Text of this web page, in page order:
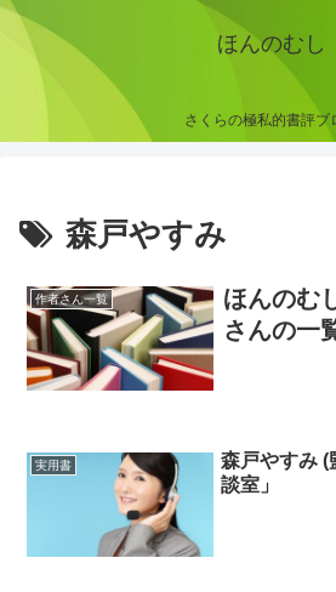
ほんのむし
さくらの極私的書評ブ
森戸やすみ
作者さん一覧
ほんのむ
さんの一
実用書
森戸やすみ (
談室」